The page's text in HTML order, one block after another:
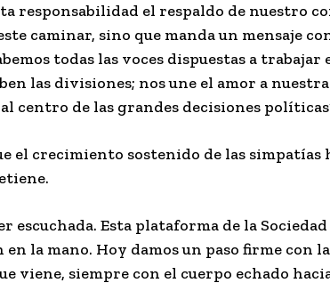
responsabilidad el respaldo de nuestro
caminar, sino que manda un mensaje
todas las voces dispuestas a
las divisiones; nos une el amor a
centro de las grandes decisiones
el crecimiento sostenido de las simpatías
escuchada. Esta plataforma de la
la mano. Hoy damos un paso firme con
viene, siempre con el cuerpo echado